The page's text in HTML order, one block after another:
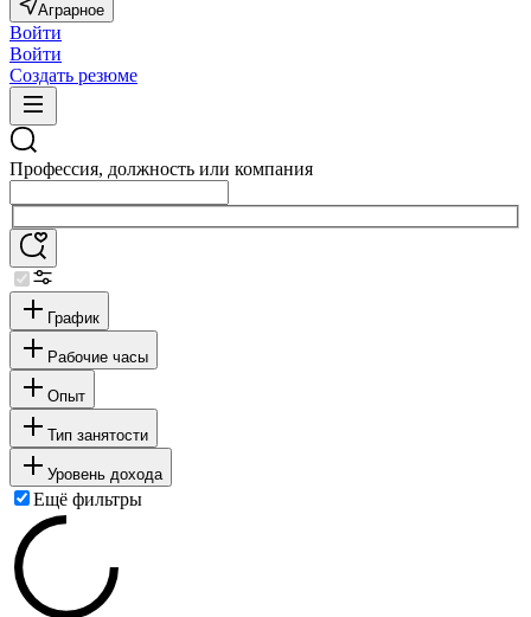
Аграрное
Войти
Войти
Создать резюме
Профессия, должность или компания
График
Рабочие часы
Опыт
Тип занятости
Уровень дохода
Ещё фильтры